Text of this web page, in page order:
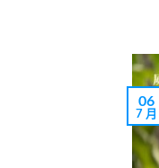
06
7 月